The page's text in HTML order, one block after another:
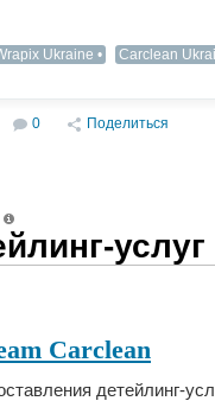
Ukraine
Carclean
0 Поделиться
Carclean
детейлинг-